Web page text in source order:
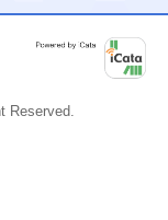
ージの
先頭へ
Reserved.
iCata